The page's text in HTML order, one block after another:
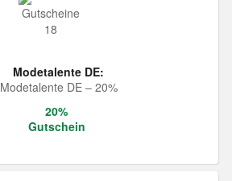
Modetalente DE:
Modetalente DE – 20%
20%
Gutschein